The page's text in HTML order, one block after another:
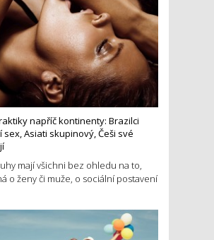
napříč kontinenty: Brazilci
sex, Asiati skupinový, Češi své
mají všichni bez ohledu na to,
o ženy či muže, o sociální postavení